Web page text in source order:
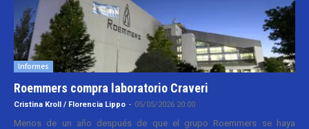
Informes
Roemmers compra laboratorio Craveri
Cristina Kroll / Florencia Lippo - 05/05/2026 20:00
Menos de un año después de que el grupo Roemmers se haya